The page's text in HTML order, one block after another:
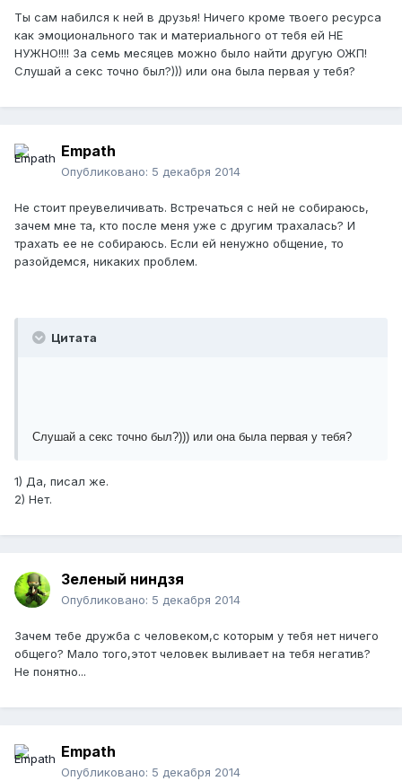
Ты сам набился к ней в друзья! Ничего кроме твоего ресурса
как эмоционального так и материального от тебя ей НЕ
НУЖНО!!!! За семь месяцев можно было найти другую ОЖП!
Слушай а секс точно был?))) или она была первая у тебя?
Empath
Опубликовано: 5 декабря 2014
Не стоит преувеличивать. Встречаться с ней не собираюсь,
зачем мне та, кто после меня уже с другим трахалась? И
трахать ее не собираюсь. Если ей ненужно общение, то
разойдемся, никаких проблем.
Цитата
Слушай а секс точно был?))) или она была первая у тебя?
1) Да, писал же.
2) Нет.
Зеленый ниндзя
Опубликовано: 5 декабря 2014
Зачем тебе дружба с человеком,с которым у тебя нет ничего
общего? Мало того,этот человек выливает на тебя негатив?
Не понятно...
Empath
Опубликовано: 5 декабря 2014